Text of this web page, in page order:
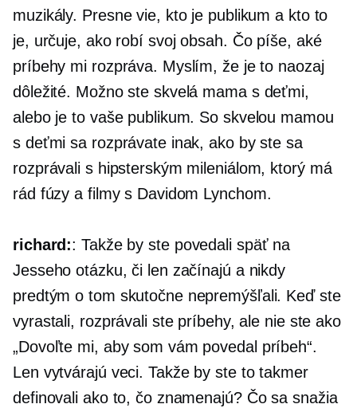
muzikály. Presne vie, kto je publikum a kto to
je, určuje, ako robí svoj obsah. Čo píše, aké
príbehy mi rozpráva. Myslím, že je to naozaj
dôležité. Možno ste skvelá mama s deťmi,
alebo je to vaše publikum. So skvelou mamou
s deťmi sa rozprávate inak, ako by ste sa
rozprávali s hipsterským mileniálom, ktorý má
rád fúzy a filmy s Davidom Lynchom.
richard:: Takže by ste povedali späť na
Jesseho otázku, či len začínajú a nikdy
predtým o tom skutočne nepremýšľali. Keď ste
vyrastali, rozprávali ste príbehy, ale nie ste ako
„Dovoľte mi, aby som vám povedal príbeh“.
Len vytvárajú veci. Takže by ste to takmer
definovali ako to, čo znamenajú? Čo sa snažia